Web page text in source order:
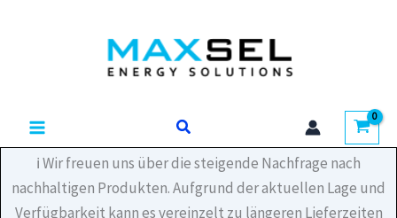
Suchen
ℹ️ Wir freuen uns über die steigende Nachfrage nach
nachhaltigen Produkten. Aufgrund der aktuellen Lage und
Verfügbarkeit kann es vereinzelt zu längeren Lieferzeiten